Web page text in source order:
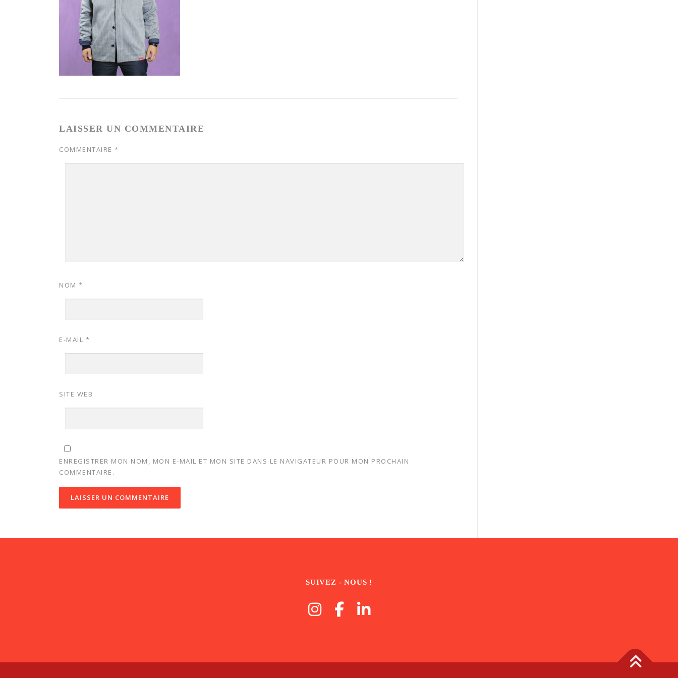
LAISSER UN COMMENTAIRE
COMMENTAIRE *
NOM *
E-MAIL *
SITE WEB
ENREGISTRER MON NOM, MON E-MAIL ET MON SITE DANS LE NAVIGATEUR POUR MON PROCHAIN
COMMENTAIRE.
SUIVEZ - NOUS !